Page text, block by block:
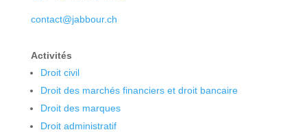
contact@jabbour.ch
Activités
Droit civil
Droit des marchés financiers et droit bancaire
Droit des marques
Droit administratif